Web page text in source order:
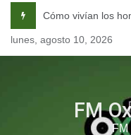
content
escuela de seducción en
Cómo vivían los
lunes, agosto 10, 2026
FM
FM